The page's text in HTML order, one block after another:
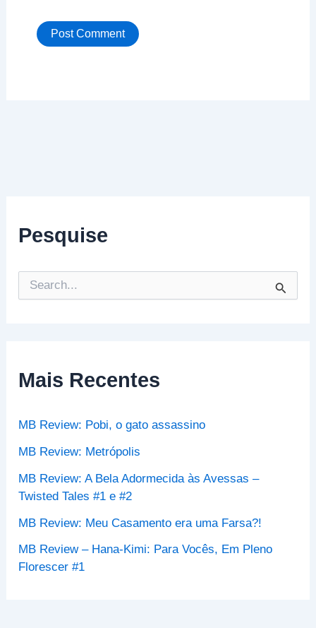
Pesquise
e
s
a
o
:
Mais Recentes
MB Review: Pobi, o gato assassino
MB Review: Metrópolis
MB Review: A Bela Adormecida às Avessas –
Twisted Tales #1 e #2
MB Review: Meu Casamento era uma Farsa?!
MB Review – Hana-Kimi: Para Vocês, Em Pleno
Florescer #1